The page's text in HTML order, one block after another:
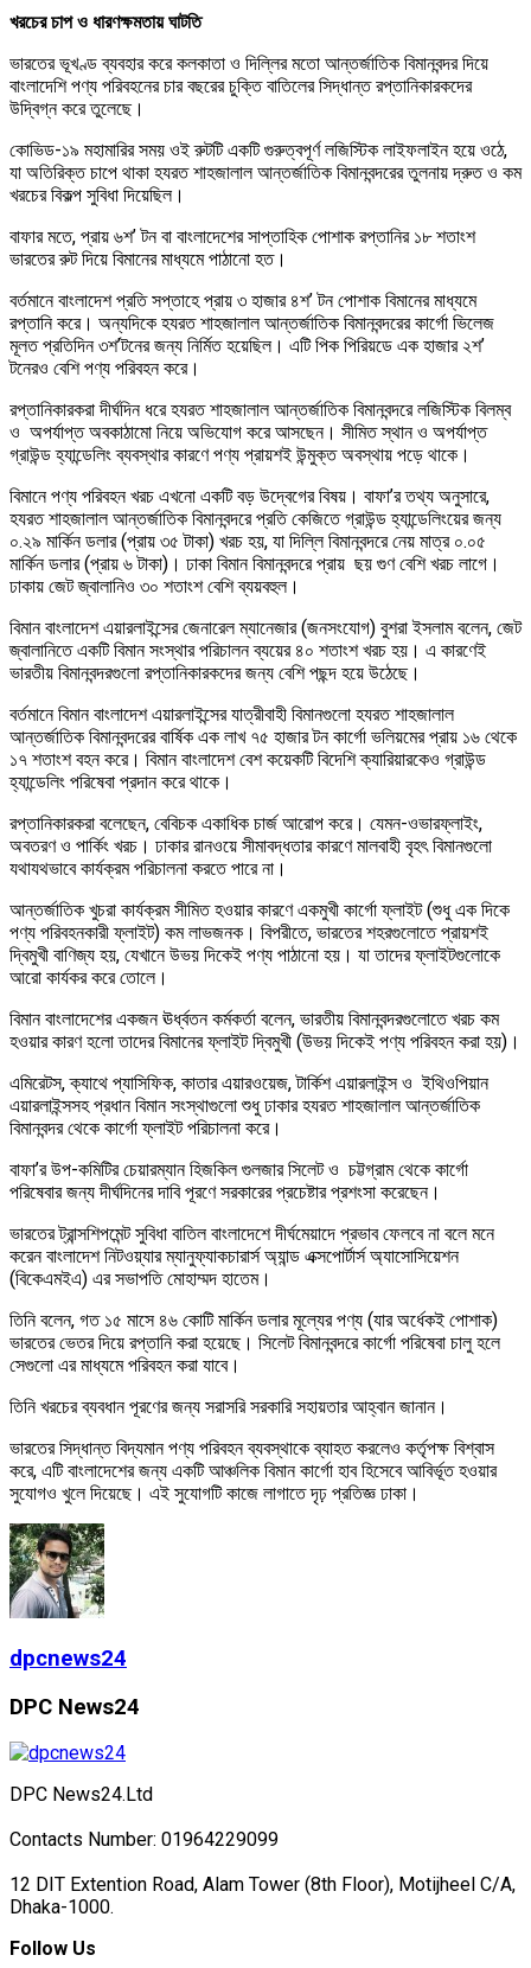
খরচের চাপ ও ধারণক্ষমতায় ঘাটতি
ভারতের ভূখণ্ড ব্যবহার করে কলকাতা ও দিল্লির মতো আন্তর্জাতিক বিমানবন্দর দিয়ে
বাংলাদেশি পণ্য পরিবহনের চার বছরের চুক্তি বাতিলের সিদ্ধান্ত রপ্তানিকারকদের
উদ্বিগ্ন করে তুলেছে।
কোভিড-১৯ মহামারির সময় ওই রুটটি একটি গুরুত্বপূর্ণ লজিস্টিক লাইফলাইন হয়ে ওঠে,
যা অতিরিক্ত চাপে থাকা হযরত শাহজালাল আন্তর্জাতিক বিমানবন্দরের তুলনায় দ্রুত ও কম
খরচের বিকল্প সুবিধা দিয়েছিল।
বাফার মতে, প্রায় ৬শ’ টন বা বাংলাদেশের সাপ্তাহিক পোশাক রপ্তানির ১৮ শতাংশ
ভারতের রুট দিয়ে বিমানের মাধ্যমে পাঠানো হত।
বর্তমানে বাংলাদেশ প্রতি সপ্তাহে প্রায় ৩ হাজার ৪শ’ টন পোশাক বিমানের মাধ্যমে
রপ্তানি করে। অন্যদিকে হযরত শাহজালাল আন্তর্জাতিক বিমানবন্দরের কার্গো ভিলেজ
মূলত প্রতিদিন ৩শ’টনের জন্য নির্মিত হয়েছিল। এটি পিক পিরিয়ডে এক হাজার ২শ’
টনেরও বেশি পণ্য পরিবহন করে।
রপ্তানিকারকরা দীর্ঘদিন ধরে হযরত শাহজালাল আন্তর্জাতিক বিমানবন্দরে লজিস্টিক বিলম্ব
ও অপর্যাপ্ত অবকাঠামো নিয়ে অভিযোগ করে আসছেন। সীমিত স্থান ও অপর্যাপ্ত
গ্রাউন্ড হ্যান্ডেলিং ব্যবস্থার কারণে পণ্য প্রায়শই উন্মুক্ত অবস্থায় পড়ে থাকে।
বিমানে পণ্য পরিবহন খরচ এখনো একটি বড় উদ্বেগের বিষয়। বাফা’র তথ্য অনুসারে,
হযরত শাহজালাল আন্তর্জাতিক বিমানবন্দরে প্রতি কেজিতে গ্রাউন্ড হ্যান্ডেলিংয়ের জন্য
০.২৯ মার্কিন ডলার (প্রায় ৩৫ টাকা) খরচ হয়, যা দিল্লি বিমানবন্দরে নেয় মাত্র ০.০৫
মার্কিন ডলার (প্রায় ৬ টাকা)। ঢাকা বিমান বিমানবন্দরে প্রায় ছয় গুণ বেশি খরচ লাগে।
ঢাকায় জেট জ্বালানিও ৩০ শতাংশ বেশি ব্যয়বহুল।
বিমান বাংলাদেশ এয়ারলাইন্সের জেনারেল ম্যানেজার (জনসংযোগ) বুশরা ইসলাম বলেন, জেট
জ্বালানিতে একটি বিমান সংস্থার পরিচালন ব্যয়ের ৪০ শতাংশ খরচ হয়। এ কারণেই
ভারতীয় বিমানবন্দরগুলো রপ্তানিকারকদের জন্য বেশি পছন্দ হয়ে উঠেছে।
বর্তমানে বিমান বাংলাদেশ এয়ারলাইন্সের যাত্রীবাহী বিমানগুলো হযরত শাহজালাল
আন্তর্জাতিক বিমানবন্দরের বার্ষিক এক লাখ ৭৫ হাজার টন কার্গো ভলিয়মের প্রায় ১৬ থেকে
১৭ শতাংশ বহন করে। বিমান বাংলাদেশ বেশ কয়েকটি বিদেশি ক্যারিয়ারকেও গ্রাউন্ড
হ্যান্ডেলিং পরিষেবা প্রদান করে থাকে।
রপ্তানিকারকরা বলেছেন, বেবিচক একাধিক চার্জ আরোপ করে। যেমন-ওভারফ্লাইং,
অবতরণ ও পার্কিং খরচ। ঢাকার রানওয়ে সীমাবদ্ধতার কারণে মালবাহী বৃহৎ বিমানগুলো
যথাযথভাবে কার্যক্রম পরিচালনা করতে পারে না।
আন্তর্জাতিক খুচরা কার্যক্রম সীমিত হওয়ার কারণে একমুখী কার্গো ফ্লাইট (শুধু এক দিকে
পণ্য পরিবহনকারী ফ্লাইট) কম লাভজনক। বিপরীতে, ভারতের শহরগুলোতে প্রায়শই
দ্বিমুখী বাণিজ্য হয়, যেখানে উভয় দিকেই পণ্য পাঠানো হয়। যা তাদের ফ্লাইটগুলোকে
আরো কার্যকর করে তোলে।
বিমান বাংলাদেশের একজন ঊর্ধ্বতন কর্মকর্তা বলেন, ভারতীয় বিমানবন্দরগুলোতে খরচ কম
হওয়ার কারণ হলো তাদের বিমানের ফ্লাইট দ্বিমুখী (উভয় দিকেই পণ্য পরিবহন করা হয়)।
এমিরেটস, ক্যাথে প্যাসিফিক, কাতার এয়ারওয়েজ, টার্কিশ এয়ারলাইন্স ও ইথিওপিয়ান
এয়ারলাইন্সসহ প্রধান বিমান সংস্থাগুলো শুধু ঢাকার হযরত শাহজালাল আন্তর্জাতিক
বিমানবন্দর থেকে কার্গো ফ্লাইট পরিচালনা করে।
বাফা’র উপ-কমিটির চেয়ারম্যান হিজকিল গুলজার সিলেট ও চট্টগ্রাম থেকে কার্গো
পরিষেবার জন্য দীর্ঘদিনের দাবি পূরণে সরকারের প্রচেষ্টার প্রশংসা করেছেন।
ভারতের ট্রান্সশিপমেন্ট সুবিধা বাতিল বাংলাদেশে দীর্ঘমেয়াদে প্রভাব ফেলবে না বলে মনে
করেন বাংলাদেশ নিটওয়্যার ম্যানুফ্যাকচারার্স অ্যান্ড এক্সপোর্টার্স অ্যাসোসিয়েশন
(বিকেএমইএ) এর সভাপতি মোহাম্মদ হাতেম।
তিনি বলেন, গত ১৫ মাসে ৪৬ কোটি মার্কিন ডলার মূল্যের পণ্য (যার অর্ধেকই পোশাক)
ভারতের ভেতর দিয়ে রপ্তানি করা হয়েছে। সিলেট বিমানবন্দরে কার্গো পরিষেবা চালু হলে
সেগুলো এর মাধ্যমে পরিবহন করা যাবে।
তিনি খরচের ব্যবধান পূরণের জন্য সরাসরি সরকারি সহায়তার আহ্বান জানান।
ভারতের সিদ্ধান্ত বিদ্যমান পণ্য পরিবহন ব্যবস্থাকে ব্যাহত করলেও কর্তৃপক্ষ বিশ্বাস
করে, এটি বাংলাদেশের জন্য একটি আঞ্চলিক বিমান কার্গো হাব হিসেবে আবির্ভূত হওয়ার
সুযোগও খুলে দিয়েছে। এই সুযোগটি কাজে লাগাতে দৃঢ় প্রতিজ্ঞ ঢাকা।
dpcnews24
DPC News24
DPC News24.Ltd
Contacts Number: 01964229099
12 DIT Extention Road, Alam Tower (8th Floor), Motijheel C/A,
Dhaka-1000.
Follow Us